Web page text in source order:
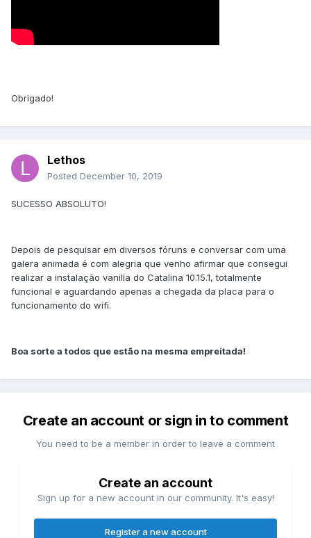
Obrigado!
Lethos
Posted December 10, 2019
SUCESSO ABSOLUTO!
Depois de pesquisar em diversos fóruns e conversar com uma
galera animada é com alegria que venho afirmar que consegui
realizar a instalação vanilla do Catalina 10.15.1, totalmente
funcional e aguardando apenas a chegada da placa para o
funcionamento do wifi.
Boa sorte a todos que estão na mesma empreitada!
Create an account or sign in to comment
You need to be a member in order to leave a comment
Create an account
Sign up for a new account in our community. It's easy!
Register a new account